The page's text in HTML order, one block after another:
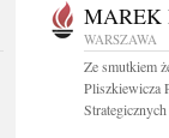
MAREK
WARSZAWA
Ze smutkiem
Pliszkiewicza